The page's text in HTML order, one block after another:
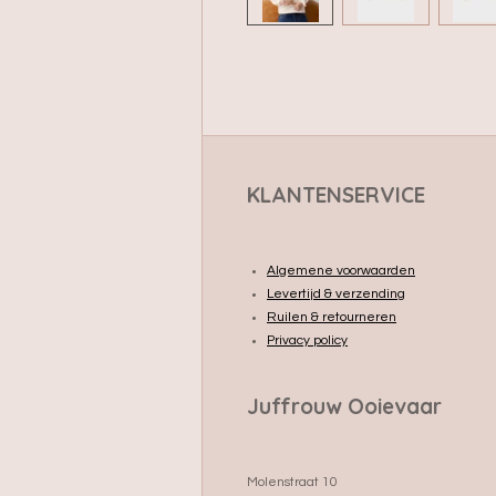
KLANTENSERVICE
Algemene voorwaarden
Levertijd & verzending
Ruilen & retourneren
Privacy policy
Juffrouw Ooievaar
Molenstraat 10